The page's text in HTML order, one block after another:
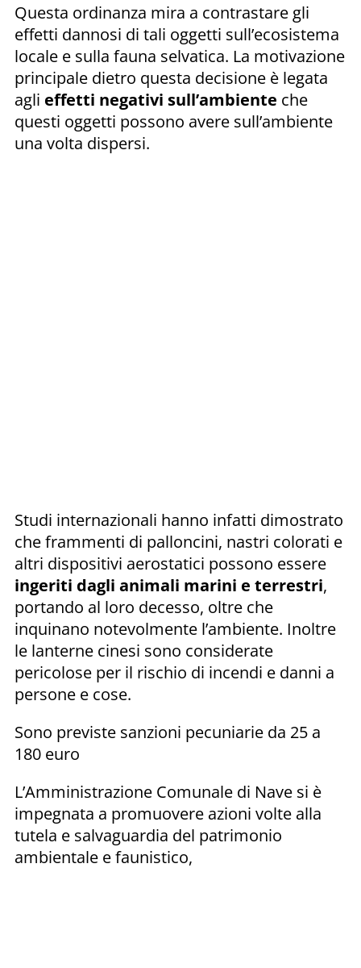
Questa ordinanza mira a contrastare gli
effetti dannosi di tali oggetti sull’ecosistema
locale e sulla fauna selvatica. La motivazione
principale dietro questa decisione è legata
agli effetti negativi sull’ambiente che
questi oggetti possono avere sull’ambiente
una volta dispersi.
Studi internazionali hanno infatti dimostrato
che frammenti di palloncini, nastri colorati e
altri dispositivi aerostatici possono essere
ingeriti dagli animali marini e terrestri,
portando al loro decesso, oltre che
inquinano notevolmente l’ambiente. Inoltre
le lanterne cinesi sono considerate
pericolose per il rischio di incendi e danni a
persone e cose.
Sono previste sanzioni pecuniarie da 25 a
180 euro
L’Amministrazione Comunale di Nave si è
impegnata a promuovere azioni volte alla
tutela e salvaguardia del patrimonio
ambientale e faunistico,